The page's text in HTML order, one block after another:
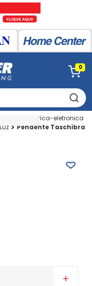
0
Utilidades Eletrica-eletronica
Pendente Taschibra
＋